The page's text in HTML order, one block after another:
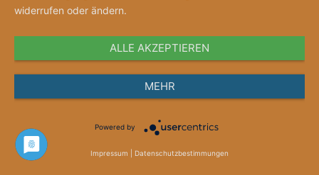
widerrufen oder ändern.
ALLE AKZEPTIEREN
MEHR
Powered by
Impressum Datenschutzbestimmungen